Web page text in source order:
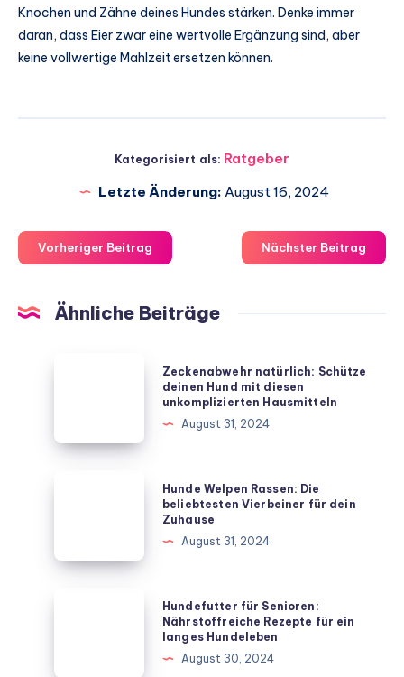
Knochen und Zähne deines Hundes stärken. Denke immer
daran, dass Eier zwar eine wertvolle Ergänzung sind, aber
keine vollwertige Mahlzeit ersetzen können.
Kategorisiert als: Ratgeber
Letzte Änderung: August 16, 2024
Vorheriger Beitrag Nächster Beitrag
Ähnliche Beiträge
Hund
Zeckenabwehr natürlich: Schütze
deinen Hund mit diesen
unkomplizierten Hausmitteln
August 31, 2024
beliebtesten
Hunde Welpen Rassen: Die
beliebtesten Vierbeiner für dein
Zuhause
August 31, 2024
Hundefutter für Senioren:
Nährstoffreiche Rezepte für ein
langes Hundeleben
August 30, 2024